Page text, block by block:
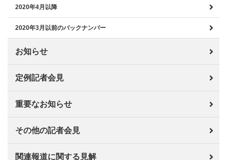
2020年4月以降
2020年3月以前のバックナンバー
お知らせ
定例記者会見
重要なお知らせ
その他の記者会見
関連報道に関する見解